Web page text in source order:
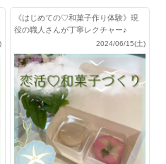
《はじめての♡和菓子作り体験》現
役の職人さんが丁寧レクチャー♪
2024/06/15(土)